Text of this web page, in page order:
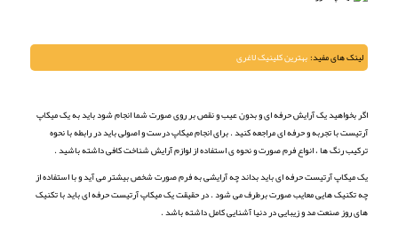
لینک های مفید: بهترین کلینیک لاغری
اگر بخواهید یک آرایش حرفه ای و بدون عیب و نقص بر روی صورت شما انجام شود باید به یک میکاپ
آرتیست با تجربه و حرفه ای مراجعه کنید . برای انجام میکاپ درست و اصولی باید در رابطه با نحوه
ترکیب رنگ ها ، انواع فرم صورت و نحوه ی استفاده از لوازم آرایش شناخت کافی داشته باشید .
یک میکاپ آرتیست حرفه ای باید بداند چه آرایشی به فرم صورت شخص بیشتر می آید و با استفاده از
چه تکنیک هایی معایب صورت برطرف می شود . در حقیقت یک میکاپ آرتیست حرفه ای باید با تکنیک
های روز صنعت مد و زیبایی در دنیا آشنایی کامل داشته باشد .